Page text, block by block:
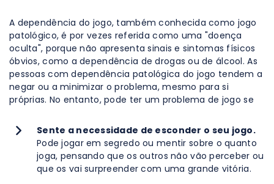
A dependência do jogo, também conhecida como jogo
patológico, é por vezes referida como uma "doença
oculta", porque não apresenta sinais e sintomas físicos
óbvios, como a dependência de drogas ou de álcool. As
pessoas com dependência patológica do jogo tendem a
negar ou a minimizar o problema, mesmo para si
próprias. No entanto, pode ter um problema de jogo se
Sente a necessidade de esconder o seu jogo.
Pode jogar em segredo ou mentir sobre o quanto
joga, pensando que os outros não vão perceber ou
que os vai surpreender com uma grande vitória.